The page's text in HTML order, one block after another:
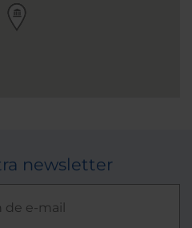
newsletter